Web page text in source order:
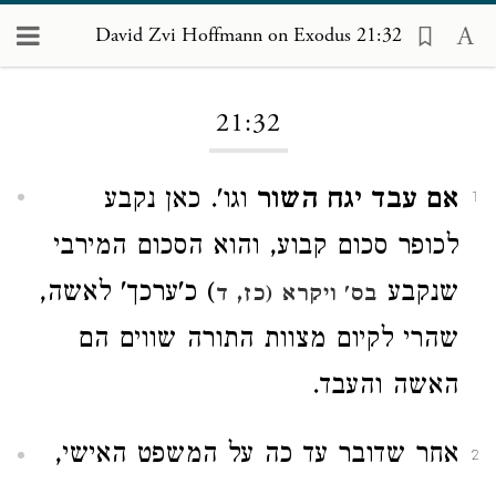
David Zvi Hoffmann on Exodus 21:32
21:32
1 אם עבד יגח השור וגו'. כאן נקבע
לכופר סכום קבוע, והוא הסכום המירבי
שנקבע בס' ויקרא (כז, ד) כ'ערכך' לאשה,
שהרי לקיום מצוות התורה שווים הם
האשה והעבד.
2
אחר שדובר עד כה על המשפט האישי,